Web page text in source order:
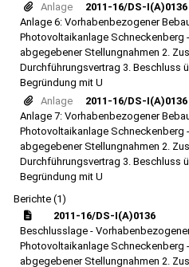
Anlage
2011-16/DS-I(A)0136
Anlage 6: Vorhabenbezogener
Photovoltaikanlage Schneckenberg
abgegebener Stellungnahmen 2.
Durchführungsvertrag 3. Beschluss
Begründung mit U
Anlage
2011-16/DS-I(A)0136
Anlage 7: Vorhabenbezogener
Photovoltaikanlage Schneckenberg
abgegebener Stellungnahmen 2.
Durchführungsvertrag 3. Beschluss
Begründung mit U
Berichte (1)
2011-16/DS-I(A)0136
Beschlusslage -
Photovoltaikanlage Schneckenberg
abgegebener Stellungnahmen 2.